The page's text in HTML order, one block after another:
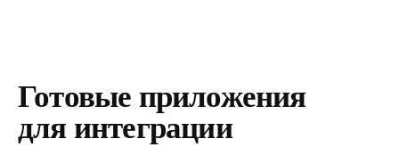
Готовые приложения
для интеграции